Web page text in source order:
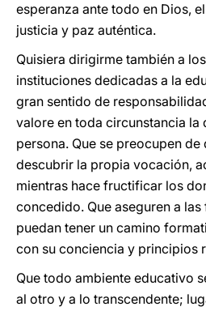
esperanza ante todo en Dios,
justicia y paz auténtica.
Quisiera dirigirme también a
instituciones dedicadas a la
gran sentido de
valore en toda circunstancia la
persona. Que se preocupen
descubrir la propia vocación,
mientras hace fructificar los
concedido. Que aseguren a
puedan tener un camino
con su conciencia y principios
Que todo ambiente educativo
al otro y a lo transcendente;